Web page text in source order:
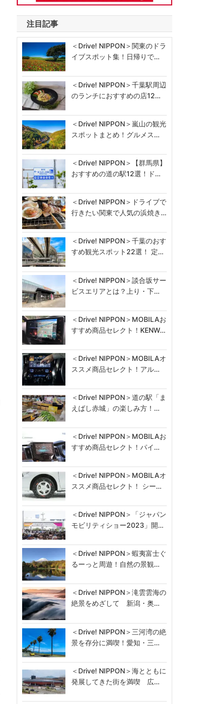
注目記事
＜Drive! NIPPON＞関東のドラ
イブスポット集！日帰りで…
＜Drive! NIPPON＞千葉駅周辺
のランチにおすすめの店12…
＜Drive! NIPPON＞嵐山の観光
スポットまとめ！グルメス…
＜Drive! NIPPON＞【群馬県】
おすすめの道の駅12選！ド…
＜Drive! NIPPON＞ドライブで
行きたい関東で人気の浜焼き…
＜Drive! NIPPON＞千葉のおす
すめ観光スポット22選！ 定…
＜Drive! NIPPON＞談合坂サー
ビスエリアとは？上り・下…
＜Drive! NIPPON＞MOBILAお
すすめ商品セレクト！KENW…
＜Drive! NIPPON＞MOBILAオ
ススメ商品セレクト！アル…
＜Drive! NIPPON＞道の駅「ま
えばし赤城」の楽しみ方！…
＜Drive! NIPPON＞MOBILAお
すすめ商品セレクト！パイ…
＜Drive! NIPPON＞MOBILAオ
ススメ商品セレクト！ シー…
＜Drive! NIPPON＞「ジャパン
モビリティショー2023」開…
＜Drive! NIPPON＞蝦夷富士ぐ
るーっと周遊！自然の景観…
＜Drive! NIPPON＞滝雲雲海の
絶景をめざして 新潟・奥…
＜Drive! NIPPON＞三河湾の絶
景を存分に満喫！愛知・三…
＜Drive! NIPPON＞海とともに
発展してきた街を満喫 広…